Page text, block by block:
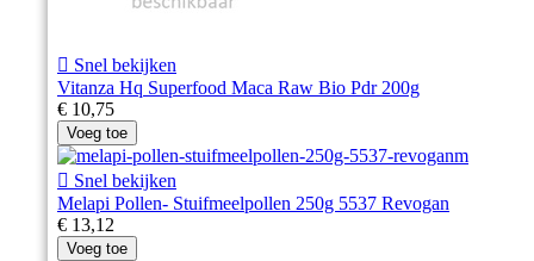
 Snel bekijken
Vitanza Hq Superfood Maca Raw Bio Pdr 200g
€ 10,75
Voeg toe
 Snel bekijken
Melapi Pollen- Stuifmeelpollen 250g 5537 Revogan
€ 13,12
Voeg toe